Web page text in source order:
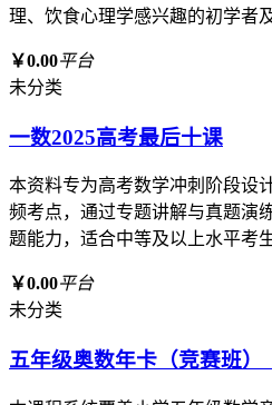
理、饮食心理学感兴趣的初学者
￥0.00平台
未分类
一数2025高考最后十课
本资料专为高考数学冲刺阶段设
频考点，通过专题讲解与真题演
题能力，适合中等及以上水平考
￥0.00平台
未分类
五年级奥数年卡（竞赛班）